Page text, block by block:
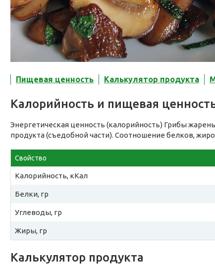
Пищевая ценность Калькулятор продукта
Калорийность и пищевая
Энергетическая ценность (калорийность) Грибы
продукта (съедобной части). Соотношение белков,
Свойство
Калорийность, кКал
Белки, гр
Углеводы, гр
Жиры, гр
Калькулятор продукта